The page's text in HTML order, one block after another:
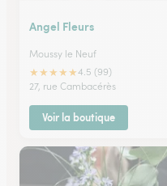
Angel Fleurs
Moussy le Neuf
★★★★★4.5 (99)
27, rue Cambacérès
Voir la boutique